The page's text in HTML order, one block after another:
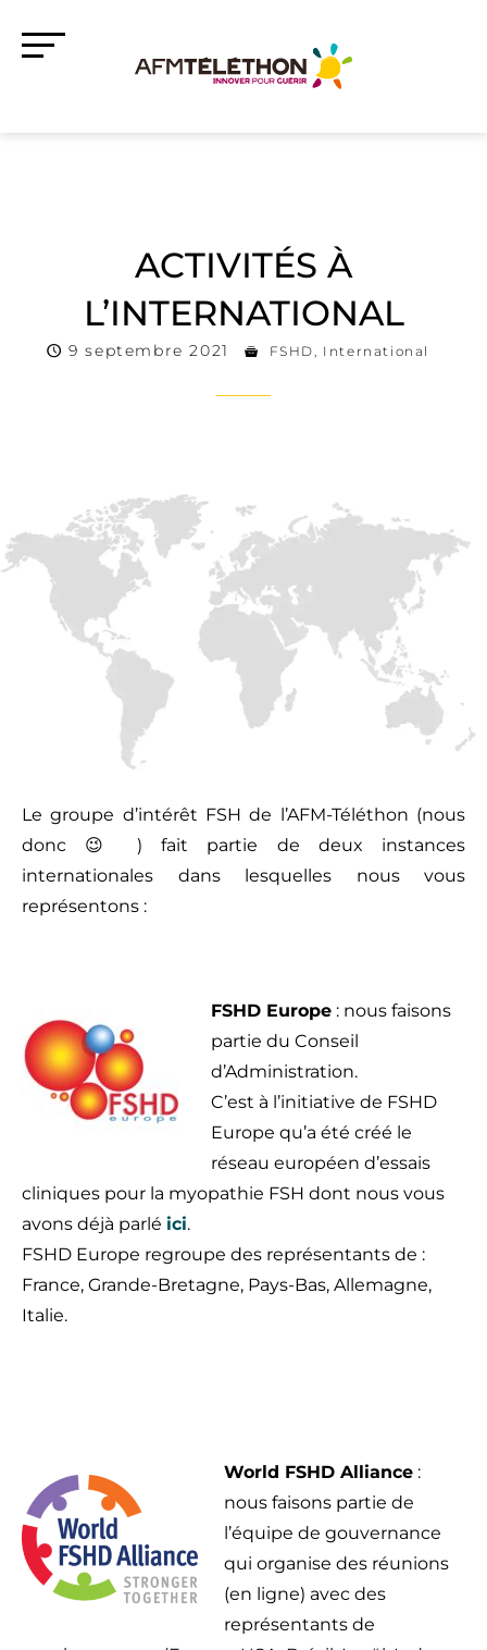
ACTIVITÉS À
L’INTERNATIONAL
9 septembre 2021 FSHD, International
Le groupe d’intérêt FSH de l’AFM-Téléthon (nous
donc 😉 ) fait partie de deux instances
internationales dans lesquelles nous vous
représentons :
FSHD Europe : nous faisons
partie du Conseil
d’Administration.
C’est à l’initiative de FSHD
Europe qu’a été créé le
réseau européen d’essais
cliniques pour la myopathie FSH dont nous vous
avons déjà parlé ici.
FSHD Europe regroupe des représentants de :
France, Grande-Bretagne, Pays-Bas, Allemagne,
Italie.
World FSHD Alliance :
nous faisons partie de
l’équipe de gouvernance
qui organise des réunions
(en ligne) avec des
représentants de